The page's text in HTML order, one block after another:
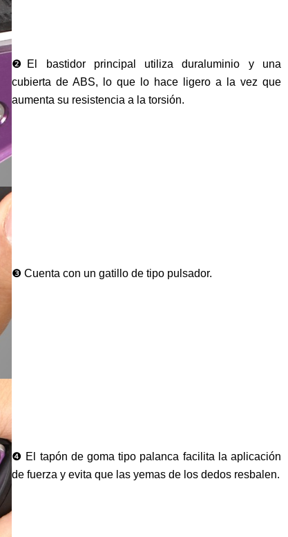
❷El bastidor principal utiliza duraluminio y una
cubierta de ABS, lo que lo hace ligero a la vez que
aumenta su resistencia a la torsión.
❸ Cuenta con un gatillo de tipo pulsador.
❹ El tapón de goma tipo palanca facilita la aplicación
de fuerza y evita que las yemas de los dedos resbalen.